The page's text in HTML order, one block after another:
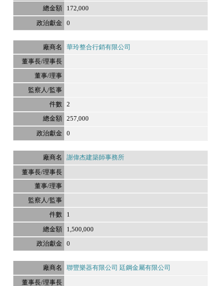
172,000
0
華玲整合行銷有限公司
2
257,000
0
謝偉杰建築師事務所
1
1,500,000
0
聯豐樂器有限公司 廷鋼金屬有限公司